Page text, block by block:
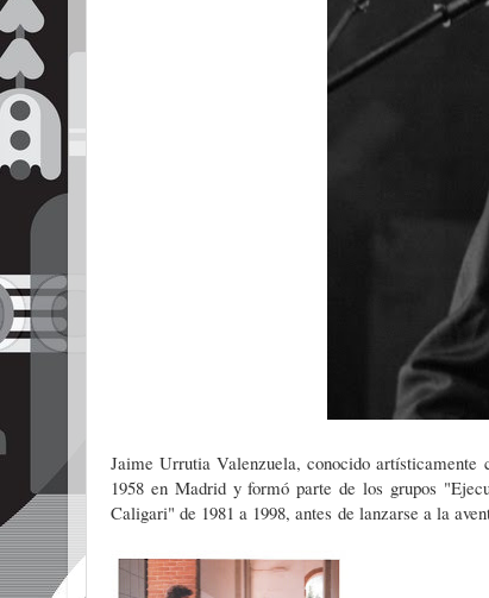
Jaime Urrutia Valenzuela, conocido artísticamente
1958 en Madrid y formó parte de los grupos
Caligari" de 1981 a 1998, antes de lanzarse a la